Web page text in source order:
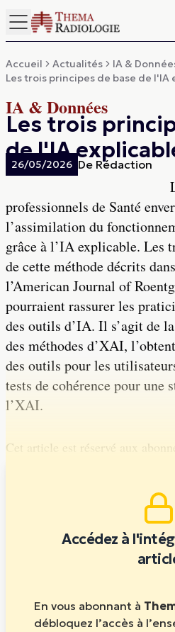
Accueil Actualités
IA &
Les trois principes de base de l'IA
IA & Données
Les trois
de l'IA
26/05/2026 De Rédaction
professionnels de Santé
l’assimilation du
grâce à l’IA explicable. Les
de cette méthode décrits
l’American Journal of
pourraient rassurer les
des outils d’IA. Il s’agit de
des méthodes d’XAI,
des outils pour les
tests de cohérence pour une
l’XAI.
Cet article est réservé aux
Accédez à
En vous abonnant à
débloquez l’accès à